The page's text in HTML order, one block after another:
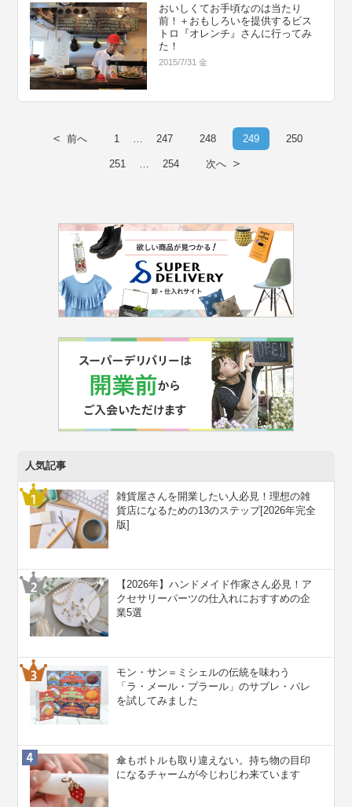
おいしくてお手頃なのは当たり
前！＋おもしろいを提供するビス
トロ『オレンチ』さんに行ってみ
た！
2015/7/31 金
＜ 前へ 1 … 247 248 249 250
251 … 254 次へ ＞
人気記事
雑貨屋さんを開業したい人必見！理想の雑
貨店になるための13のステップ[2026年完全
版]
【2026年】ハンドメイド作家さん必見！ア
クセサリーパーツの仕入れにおすすめの企
業5選
モン・サン＝ミシェルの伝統を味わう
「ラ・メール・プラール」のサブレ・パレ
を試してみました
傘もボトルも取り違えない。持ち物の目印
になるチャームが今じわじわ来ています